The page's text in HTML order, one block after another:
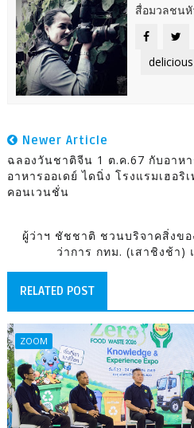
สื่อมวลชนหั
delicious
Newer Article
ฉลองวันชาติจีน 1 ต.ค.67 กับอาห
อาหารออเดย์ ไดนิ่ง โรงแรมเฮอริ
คอนเวนชั่น
ผู้ว่าฯ ชัชชาติ ชวนบริจาคสิ่งข
ว่าการ กทม. (เสาชิงช้า)
RELATED POST
ZOOM